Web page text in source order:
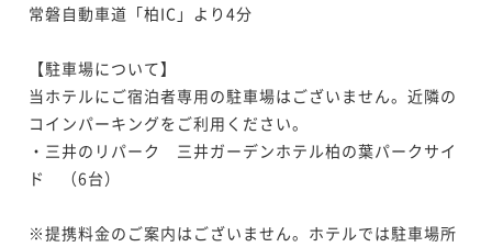
常磐自動車道「柏IC」より4分
【駐車場について】
当ホテルにご宿泊者専用の駐車場はございません。近隣の
コインパーキングをご利用ください。
・三井のリパーク　三井ガーデンホテル柏の葉パークサイ
ド　（6台）
※提携料金のご案内はございません。ホテルでは駐車場所